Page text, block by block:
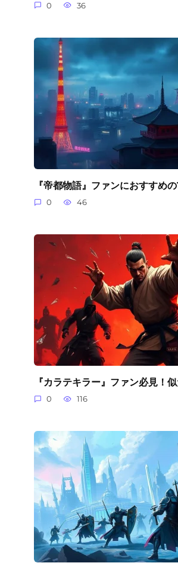
0 36
『帝都物語』ファンにおすすめ
0 46
『カラテキラー』ファン必見！
0 116